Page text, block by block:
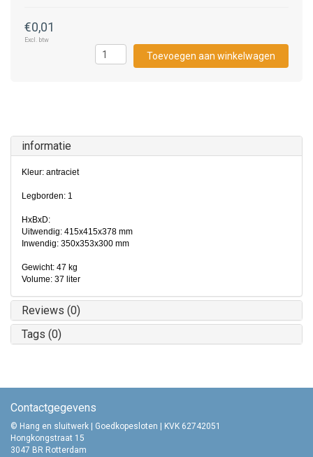
€0,01
Excl. btw
Toevoegen aan winkelwagen
informatie
Kleur: antraciet
Legborden: 1
HxBxD:
Uitwendig: 415x415x378 mm
Inwendig: 350x353x300 mm
Gewicht: 47 kg
Volume: 37 liter
Reviews (0)
Tags (0)
Contactgegevens
© Hang en sluitwerk | Goedkopesloten | KVK 62742051
Hongkongstraat 15
3047 BR Rotterdam